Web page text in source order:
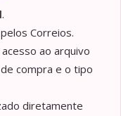
.
Correios.
ao arquivo
compra e o tipo
diretamente